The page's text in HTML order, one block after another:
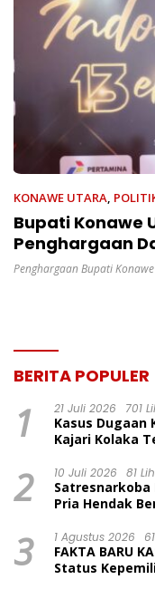
KONAWE UTARA,
Bupati Konawe
Penghargaan
HUT ke -13
Penghargaan Bupati
BERITA POPULER
1 21 Juli 2026 701
Kasus Dugaan
Kajari Kolaka
2 10 Juli 2026 81
Pria Hendak
3 1 Agustus 2026
FAKTA BARU
Status